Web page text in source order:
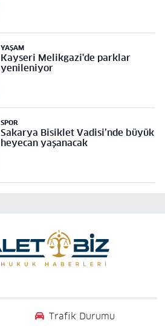
YAŞAM
Kayseri Melikgazi'de parklar
yenileniyor
SPOR
Sakarya Bisiklet Vadisi’nde büyük
heyecan yaşanacak
Trafik Durumu